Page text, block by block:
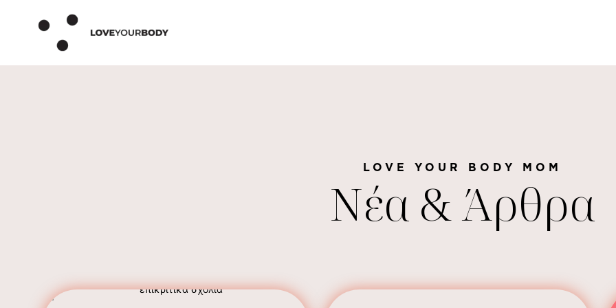
LOVE YOUR BODY MOM
Νέα & Άρθρα